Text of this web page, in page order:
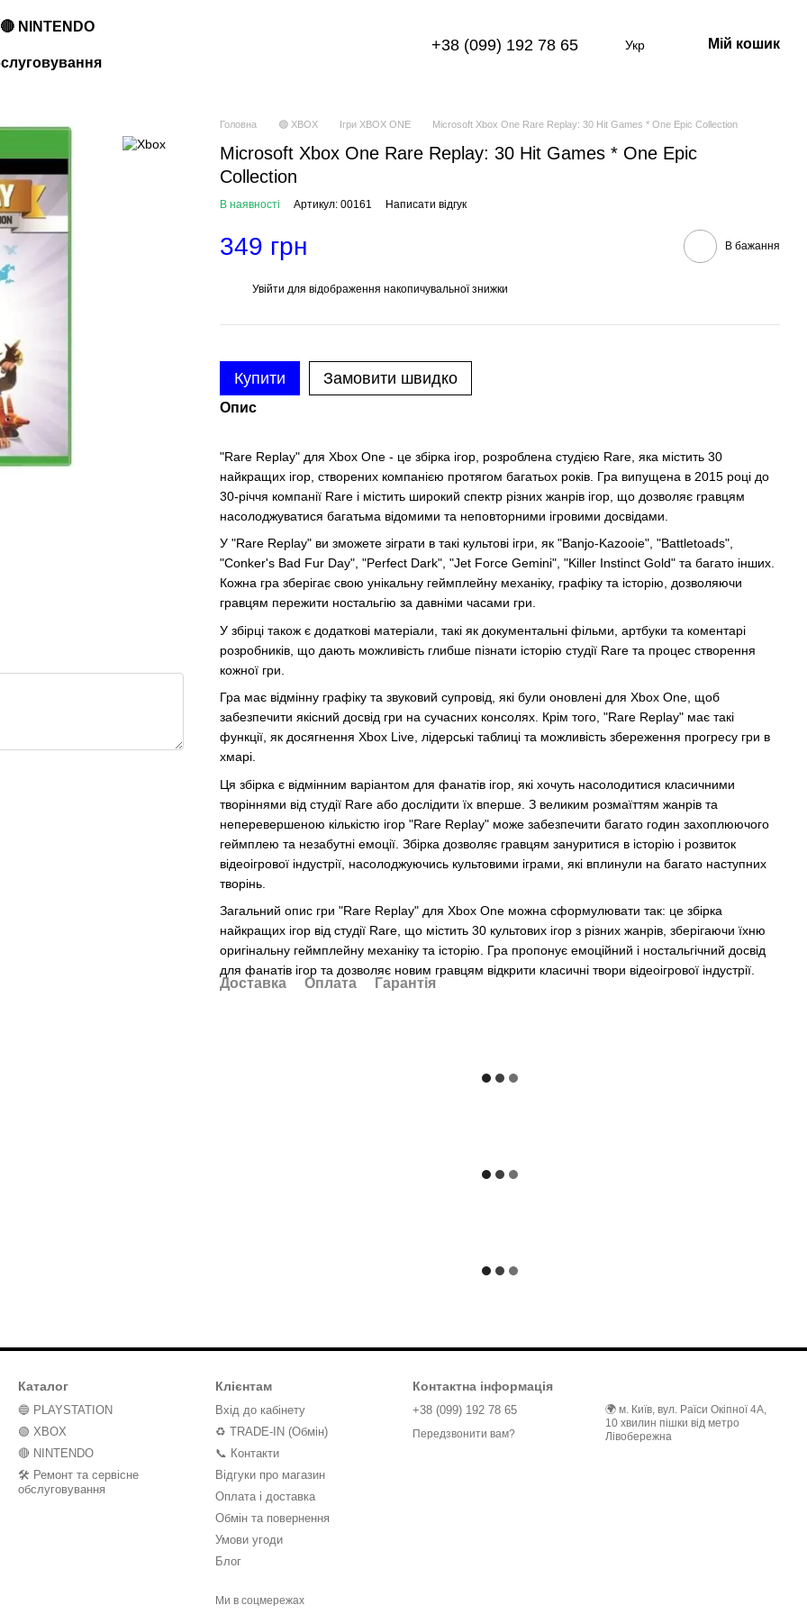
🔴 NINTENDO
+38 (099) 192 78 65 Укр Мій кошик
Головна 🟢 XBOX Ігри XBOX ONE Microsoft Xbox One Rare Replay: 30 Hit Games * One Epic Collection
Microsoft Xbox One Rare Replay: 30 Hit Games * One Epic
Collection
В наявності Артикул: 00161 Написати відгук
349 грн В бажання
Увійти для відображення накопичувальної знижки
Купити Замовити швидко
Опис
"Rare Replay" для Xbox One - це збірка ігор, розроблена студією Rare, яка містить 30
найкращих ігор, створених компанією протягом багатьох років. Гра випущена в 2015 році до
30-річчя компанії Rare і містить широкий спектр різних жанрів ігор, що дозволяє гравцям
насолоджуватися багатьма відомими та неповторними ігровими досвідами.
У "Rare Replay" ви зможете зіграти в такі культові ігри, як "Banjo-Kazooie", "Battletoads",
"Conker's Bad Fur Day", "Perfect Dark", "Jet Force Gemini", "Killer Instinct Gold" та багато інших.
Кожна гра зберігає свою унікальну геймплейну механіку, графіку та історію, дозволяючи
гравцям пережити ностальгію за давніми часами гри.
У збірці також є додаткові матеріали, такі як документальні фільми, артбуки та коментарі
розробників, що дають можливість глибше пізнати історію студії Rare та процес створення
кожної гри.
Гра має відмінну графіку та звуковий супровід, які були оновлені для Xbox One, щоб
забезпечити якісний досвід гри на сучасних консолях. Крім того, "Rare Replay" має такі
функції, як досягнення Xbox Live, лідерські таблиці та можливість збереження прогресу гри в
хмарі.
Ця збірка є відмінним варіантом для фанатів ігор, які хочуть насолодитися класичними
творіннями від студії Rare або дослідити їх вперше. З великим розмаїттям жанрів та
неперевершеною кількістю ігор "Rare Replay" може забезпечити багато годин захоплюючого
геймплею та незабутні емоції. Збірка дозволяє гравцям зануритися в історію і розвиток
відеоігрової індустрії, насолоджуючись культовими іграми, які вплинули на багато наступних
творінь.
Загальний опис гри "Rare Replay" для Xbox One можна сформулювати так: це збірка
найкращих ігор від студії Rare, що містить 30 культових ігор з різних жанрів, зберігаючи їхню
оригінальну геймплейну механіку та історію. Гра пропонує емоційний і ностальгічний досвід
для фанатів ігор та дозволяє новим гравцям відкрити класичні твори відеоігрової індустрії.
Доставка Оплата Гарантія
Каталог
🔵 PLAYSTATION
🟢 XBOX
🔴 NINTENDO
🛠️ Ремонт та сервісне
обслуговування
Клієнтам
Вхід до кабінету
♻️ TRADE-IN (Обмін)
📞 Контакти
Відгуки про магазин
Оплата і доставка
Обмін та повернення
Умови угоди
Блог
Ми в соцмережах
Контактна інформація
+38 (099) 192 78 65
Передзвонити вам?
🌍 м. Київ, вул. Раїси Окіпної 4А,
10 хвилин пішки від метро
Лівобережна